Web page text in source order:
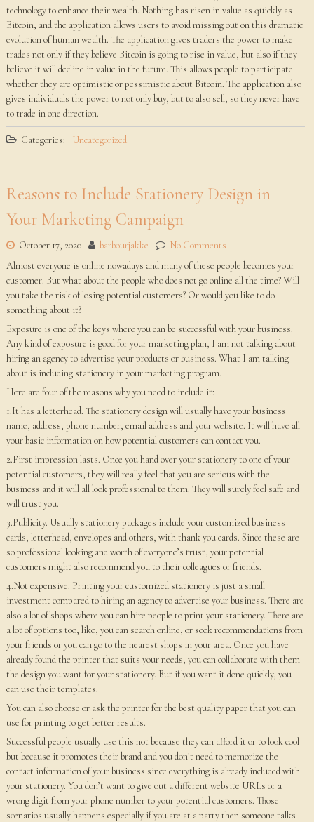
technology to enhance their wealth. Nothing has risen in value as quickly as
Bitcoin, and the application allows users to avoid missing out on this dramatic
evolution of human wealth. The application gives traders the power to make
trades not only if they believe Bitcoin is going to rise in value, but also if they
believe it will decline in value in the future. This allows people to participate
whether they are optimistic or pessimistic about Bitcoin. The application also
gives individuals the power to not only buy, but to also sell, so they never have
to trade in one direction.
Categories: Uncategorized
Reasons to Include Stationery Design in
Your Marketing Campaign
October 17, 2020 barbourjakke
No Comments
Almost everyone is online nowadays and many of these people becomes your
customer. But what about the people who does not go online all the time? Will
you take the risk of losing potential customers? Or would you like to do
something about it?
Exposure is one of the keys where you can be successful with your business.
Any kind of exposure is good for your marketing plan, I am not talking about
hiring an agency to advertise your products or business. What I am talking
about is including stationery in your marketing program.
Here are four of the reasons why you need to include it:
1.It has a letterhead. The stationery design will usually have your business
name, address, phone number, email address and your website. It will have all
your basic information on how potential customers can contact you.
2.First impression lasts. Once you hand over your stationery to one of your
potential customers, they will really feel that you are serious with the
business and it will all look professional to them. They will surely feel safe and
will trust you.
3.Publicity. Usually stationery packages include your customized business
cards, letterhead, envelopes and others, with thank you cards. Since these are
so professional looking and worth of everyone’s trust, your potential
customers might also recommend you to their colleagues or friends.
4.Not expensive. Printing your customized stationery is just a small
investment compared to hiring an agency to advertise your business. There are
also a lot of shops where you can hire people to print your stationery. There are
a lot of options too, like, you can search online, or seek recommendations from
your friends or you can go to the nearest shops in your area. Once you have
already found the printer that suits your needs, you can collaborate with them
the design you want for your stationery. But if you want it done quickly, you
can use their templates.
You can also choose or ask the printer for the best quality paper that you can
use for printing to get better results.
Successful people usually use this not because they can afford it or to look cool
but because it promotes their brand and you don’t need to memorize the
contact information of your business since everything is already included with
your stationery. You don’t want to give out a different website URLs or a
wrong digit from your phone number to your potential customers. Those
scenarios usually happens especially if you are at a party then someone talks